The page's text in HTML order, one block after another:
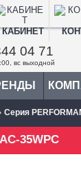
КАБИНЕТ
04 71
вс выходной
Cерия
35WPC